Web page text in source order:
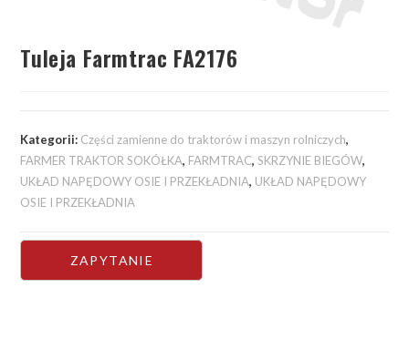
Tuleja Farmtrac FA2176
Kategorii: Części zamienne do traktorów i maszyn rolniczych,
FARMER TRAKTOR SOKÓŁKA, FARMTRAC,SKRZYNIE BIEGÓW,
UKŁAD NAPĘDOWY OSIE I PRZEKŁADNIA, UKŁAD NAPĘDOWY
OSIE I PRZEKŁADNIA